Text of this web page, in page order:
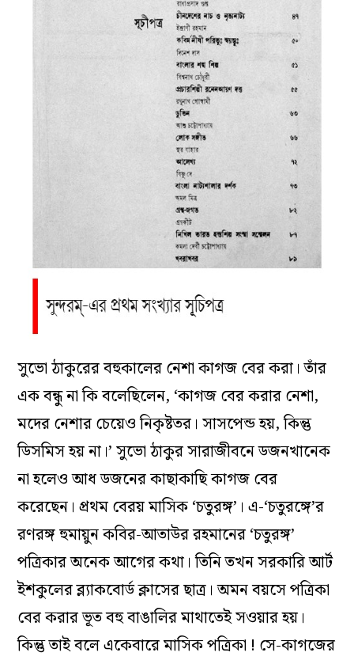
সুভো ঠাকুরের বহুকালের নেশা কাগজ বের করা। তাঁর
এক বন্ধু না কি বলেছিলেন, ‘কাগজ বের করার নেশা,
মদের নেশার চেয়েও নিকৃষ্টতর। সাসপেন্ড হয়, কিন্তু
ডিসমিস হয় না।’ সুভো ঠাকুর সারাজীবনে ডজনখানেক
না হলেও আধ ডজনের কাছাকাছি কাগজ বের
করেছেন। প্রথম বেরয় মাসিক ‘চতুরঙ্গ’। এ-‘চতুরঙ্গে’র
রণরঙ্গ হুমায়ুন কবির-আতাউর রহমানের ‘চতুরঙ্গ’
পত্রিকার অনেক আগের কথা। তিনি তখন সরকারি আর্ট
ইশকুলের ব্ল্যাকবোর্ড ক্লাসের ছাত্র। অমন বয়সে পত্রিকা
বের করার ভূত বহু বাঙালির মাথাতেই সওয়ার হয়।
কিন্তু তাই বলে একেবারে মাসিক পত্রিকা ! সে-কাগজের